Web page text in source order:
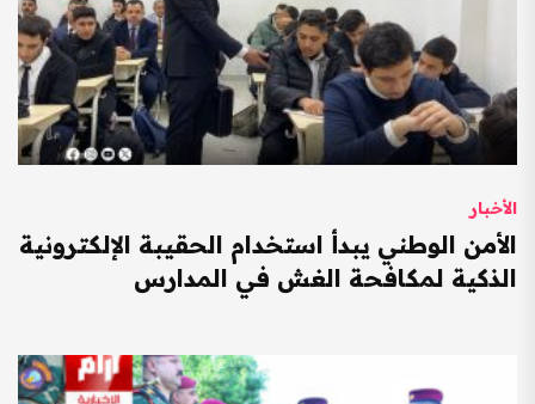
الأخبار
الأمن الوطني يبدأ استخدام الحقيبة الإلكترونية
الذكية لمكافحة الغش في المدارس